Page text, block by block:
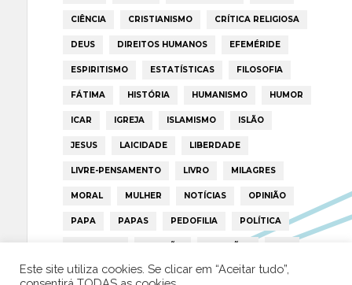
CIÊNCIA CRISTIANISMO CRÍTICA RELIGIOSA
DEUS DIREITOS HUMANOS EFEMÉRIDE
ESPIRITISMO ESTATÍSTICAS FILOSOFIA
FÁTIMA HISTÓRIA HUMANISMO HUMOR
ICAR IGREJA ISLAMISMO ISLÃO
JESUS LAICIDADE LIBERDADE
LIVRE-PENSAMENTO LIVRO MILAGRES
MORAL MULHER NOTÍCIAS OPINIÃO
PAPA PAPAS PEDOFILIA POLÍTICA
PORTUGAL RELIGIÃO RELIGIÕES RTP
TRUMP VATICANO
Este site utiliza cookies. Se clicar em “Aceitar tudo”,